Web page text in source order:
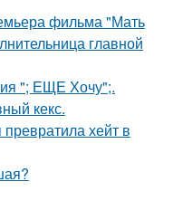
фильма "Мать
главной
"; ЕЩЕ Хочу";.
кекс.
превратила хейт в